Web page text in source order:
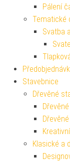
Pálení
Tematické
Svatba
Stavebnice
Dřevěné
Klasické a